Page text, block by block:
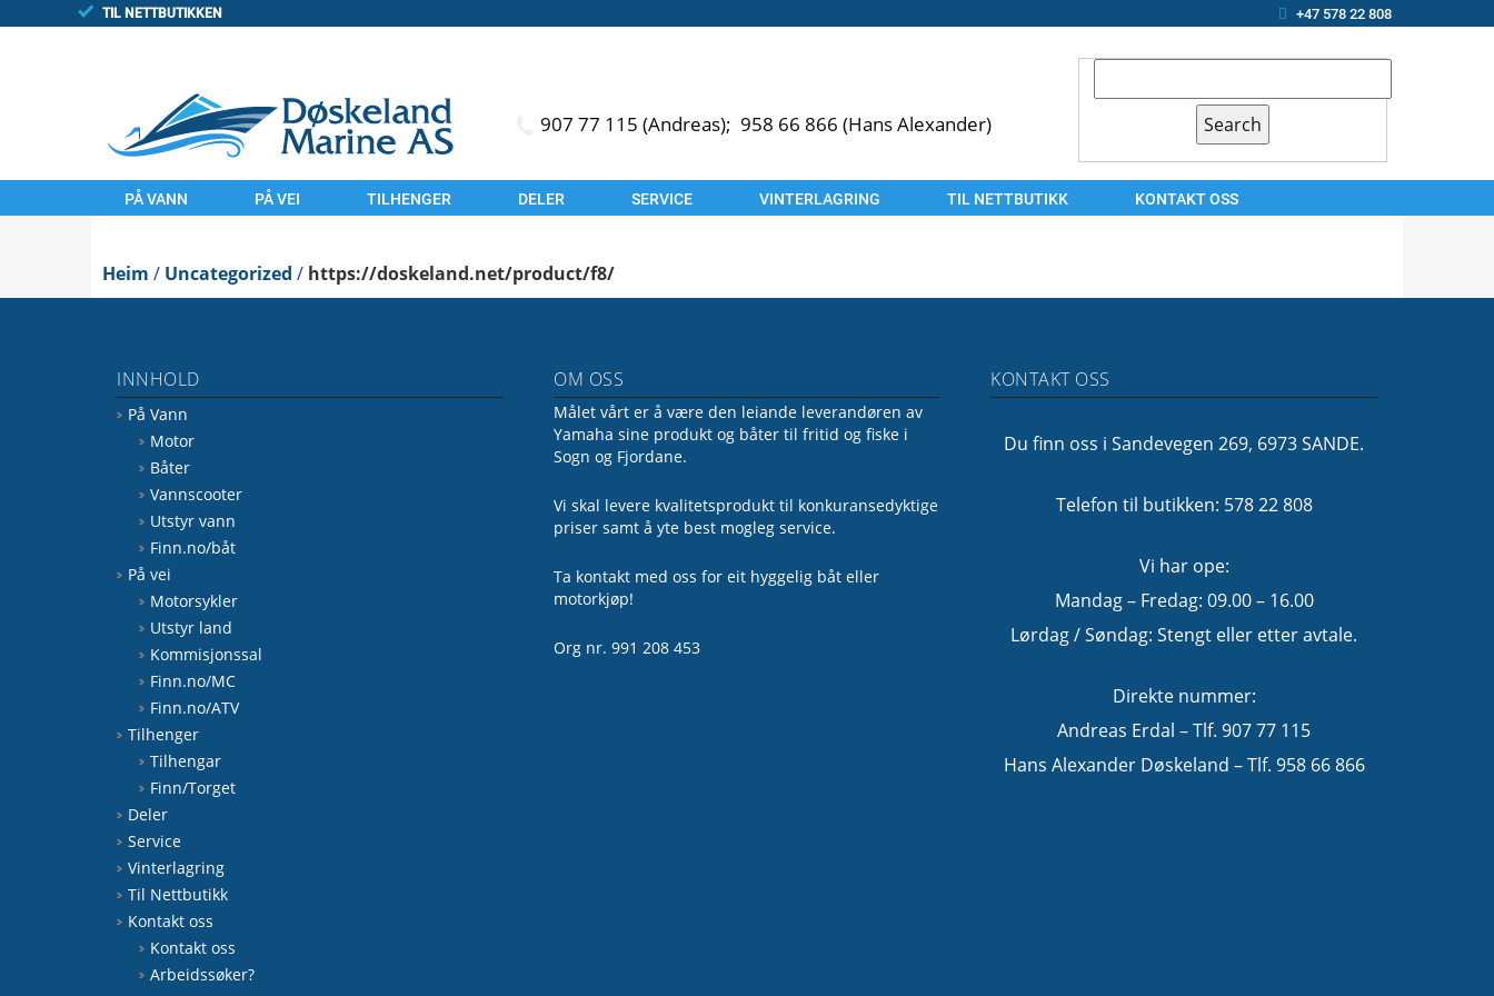
TIL NETTBUTIKKEN +47 578 22 808
907 77 115 (Andreas); 958 66 866 (Hans Alexander)
PÅ VANN
BÅTER
VANN
FINN.NO/BÅT
PÅ VEI
UTSTYR
TILHENGER
FINN/TORGET
DELER SERVICE VINTERLAGRING TIL NETTBUTIKK
KONTAKT OSS
FØLG
Heim / Uncategorized / https://doskeland.net/product/f8/
INNHOLD
På Vann
Motor
Båter
Vannscooter
Utstyr vann
Finn.no/båt
På vei
Motorsykler
Utstyr land
Kommisjonssal
Finn.no/MC
Finn.no/ATV
Tilhenger
Tilhengar
Finn/Torget
Deler
Service
Vinterlagring
Til Nettbutikk
Kontakt oss
Kontakt oss
Arbeidssøker?
OM OSS
Målet vårt er å være den leiande leverandøren av
Yamaha sine produkt og båter til fritid og fiske i
Sogn og Fjordane.
Vi skal levere kvalitetsprodukt til konkuransedyktige
priser samt å yte best mogleg service.
Ta kontakt med oss for eit hyggelig båt eller
motorkjøp!
Org nr. 991 208 453
KONTAKT OSS
Du finn oss i Sandevegen 269, 6973 SANDE.
Telefon til butikken: 578 22 808
Vi har ope:
Mandag – Fredag: 09.00 – 16.00
Lørdag / Søndag: Stengt eller etter avtale.
Direkte nummer:
Andreas Erdal – Tlf. 907 77 115
Hans Alexander Døskeland – Tlf. 958 66 866